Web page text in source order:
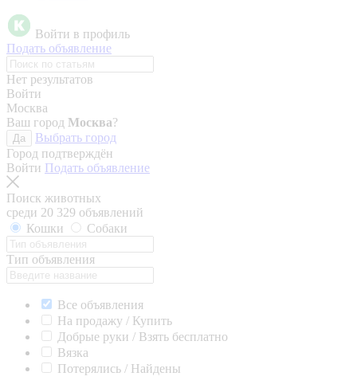
Войти в профиль
Подать объявление
Нет результатов
Войти
Москва
Ваш город Москва?
Да
Выбрать город
Город подтверждён
Войти Подать объявление
Поиск животных
среди 20 329 объявлений
Кошки
Собаки
Тип объявления
Все объявления
На продажу / Купить
Добрые руки / Взять бесплатно
Вязка
Потерялись / Найдены